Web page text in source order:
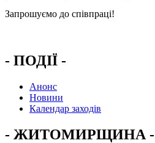
Запрошуємо до співпраці!
- ПОДІЇ -
Анонс
Новини
Календар заходів
- ЖИТОМИРЩИНА -